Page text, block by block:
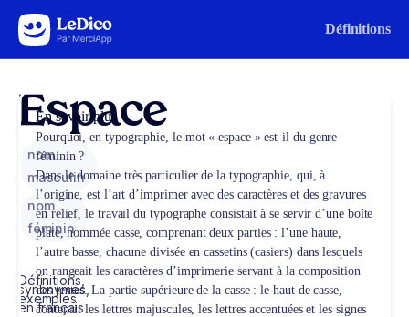
Aller au contenu Définitions
Espace
nom
masculin
nom
féminin
Définitions,
synonymes,
exemples
en français
En savoir plus
Pourquoi, en typographie, le mot « espace » est-il du genre
féminin ?
Dans le domaine très particulier de la typographie, qui, à
l’origine, est l’art d’imprimer avec des caractères et des gravures
en relief, le travail du typographe consistait à se servir d’une boîte
plate, nommée casse, comprenant deux parties : l’une haute,
l’autre basse, chacune divisée en cassetins (casiers) dans lesquels
on rangeait les caractères d’imprimerie servant à la composition
des textes. La partie supérieure de la casse : le haut de casse,
contenait les lettres majuscules, les lettres accentuées et les signes